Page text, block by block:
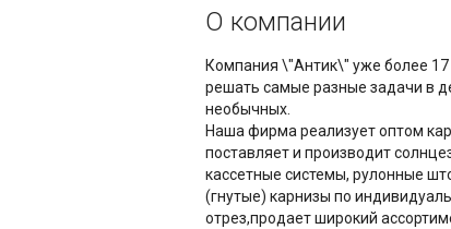
О компании
Компания \"Антик\" уже более
решать самые разные задачи в
необычных.
Наша фирма реализует оптом
поставляет и производит
кассетные системы, рулонные
(гнутые) карнизы по
отрез,продает широкий